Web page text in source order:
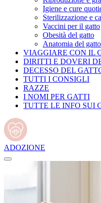
Igiene e cure
Sterilizzazione e
Vaccini per il gatto
Obesità del gatto
Anatomia del gatto
VIAGGIARE CON IL
DIRITTI E DOVERI
DECESSO DEL
TUTTI I CONSIGLI
RAZZE
I NOMI PER GATTI
TUTTE LE INFO SUI
ADOZIONE